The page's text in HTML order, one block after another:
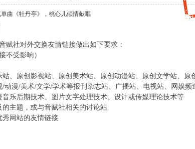
曲《牡丹亭》，桃心儿倾情献唱
赋社对外交换友情链接做出如下要求：
不受影响）
站、原创影视站、原创美术站、原创动漫站、原创文学站、原
/动漫/美术/文学/学术等报刊杂志站、广播站、电视站、网娱频
音乐后期技术、图片文字处理技术、设计或传媒理论技术等
的主题，或与音赋社相关的讨论站
秀网站的友情链接